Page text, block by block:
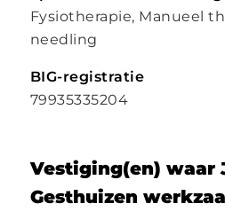
Fysiotherapie, Manueel
needling
BIG-registratie
79935335204
Vestiging(en) waar
Gesthuizen